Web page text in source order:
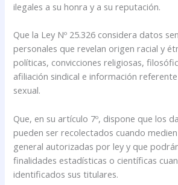
ilegales a su honra y a su reputación.
Que la Ley Nº 25.326 considera datos
personales que revelan origen racial y
políticas, convicciones religiosas,
afiliación sindical e información
sexual.
Que, en su artículo 7º, dispone que los
pueden ser recolectados cuando
general autorizadas por ley y que
finalidades estadísticas o científicas
identificados sus titulares.